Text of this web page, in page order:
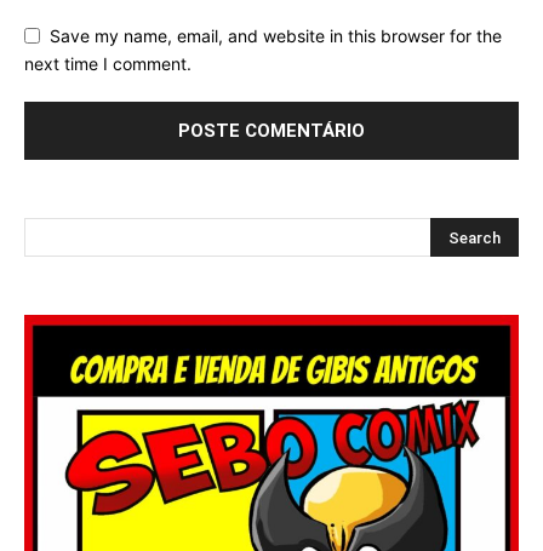
Save my name, email, and website in this browser for the
next time I comment.